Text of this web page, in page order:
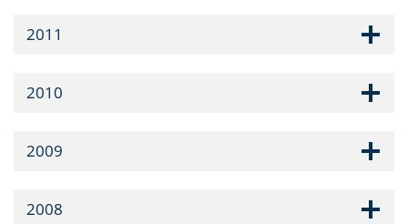
2011
2010
2009
2008